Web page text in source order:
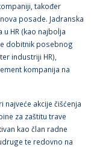
također
posade. Jadranska
HR (kao najbolja
dobitnik posebnog
industriji HR),
kompanija na
akcije čišćenja
za zaštitu trave
kao član radne
te redovno na